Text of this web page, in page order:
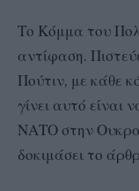
Το Κόμμα του
αντίφαση.
Πούτιν, με κάθε
γίνει αυτό
ΝΑΤΟ στην
δοκιμάσει το